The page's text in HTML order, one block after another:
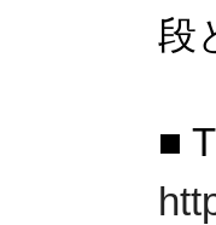
段
■